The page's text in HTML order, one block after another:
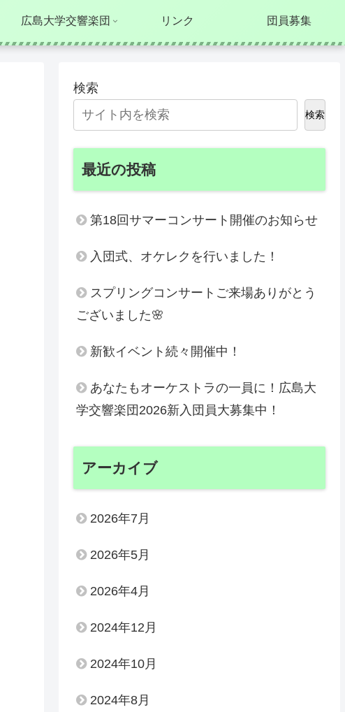
広島大学交響楽団 リンク 団員募集
検索
検索
最近の投稿
第18回サマーコンサート開催のお知らせ
入団式、オケレクを行いました！
スプリングコンサートご来場ありがとう
ございました🌸
新歓イベント続々開催中！
あなたもオーケストラの一員に！広島大
学交響楽団2026新入団員大募集中！
アーカイブ
2026年7月
2026年5月
2026年4月
2024年12月
2024年10月
2024年8月